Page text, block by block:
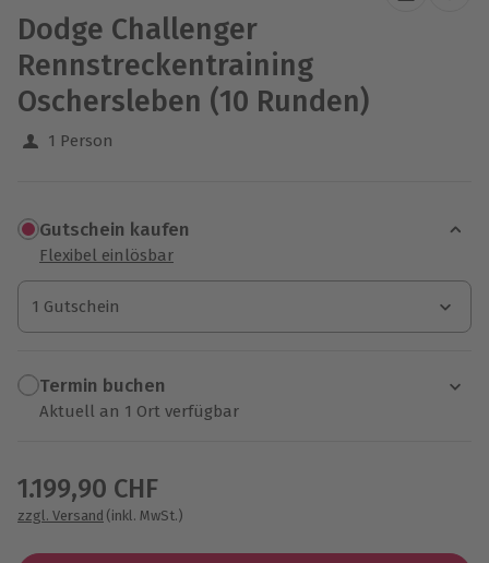
Dodge Challenger
Rennstreckentraining
Oschersleben (10 Runden)
1 Person
Gutschein kaufen
Flexibel einlösbar
1 Gutschein
1 Gutschein
1 Gutschein
Termin buchen
Aktuell an 1 Ort verfügbar
1.199,90 CHF
zzgl. Versand (inkl. MwSt.)